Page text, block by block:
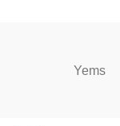
Yems